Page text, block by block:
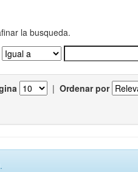
la busqueda.
| Ordenar por